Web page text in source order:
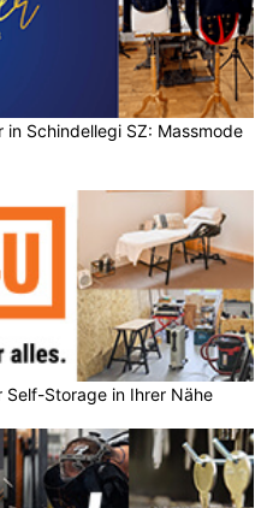
in Schindellegi SZ: Massmode
Self-Storage in Ihrer Nähe